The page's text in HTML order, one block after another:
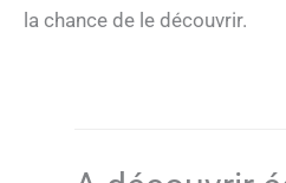
la chance de le découvrir.